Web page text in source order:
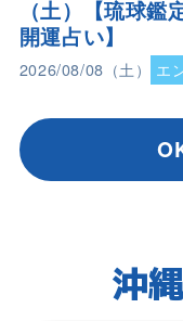
（土）【琉球
開運占い】
2026/08/08（土） エ
沖